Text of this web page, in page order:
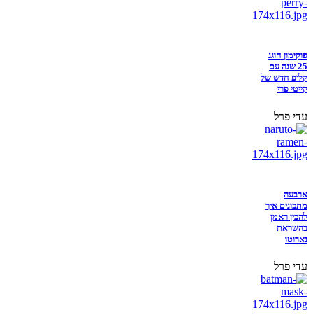
פוקימון חוגג
25 שנה עם
קליפ חדש של
קייטי פרי
עדי פרל
ארבעה
מתכונים איך
להכין ראמן
בהשראת
נארוטו
עדי פרל